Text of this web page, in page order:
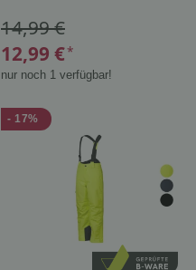
14,99 €
12,99 €*
nur noch 1 verfügbar!
- 17%